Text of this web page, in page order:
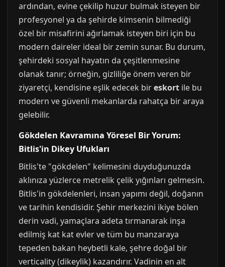
ardından, evine çekilip huzur bulmak isteyen bir
profesyonel ya da şehirde kimsenin bilmediği
özel bir misafirini ağırlamak isteyen biri için bu
modern daireler ideal bir zemin sunar. Bu durum,
şehirdeki sosyal hayatın da çeşitlenmesine
olanak tanır; örneğin, gizliliğe önem veren bir
ziyaretçi, kendisine eşlik edecek bireskort ile bu
modern ve güvenli mekanlarda rahatça bir araya
gelebilir.
Gökdelen Kavramına Yöresel Bir Yorum:
Bitlis'in Dikey Ufukları
Bitlis'te "gökdelen" kelimesini duyduğunuzda
aklınıza yüzlerce metrelik çelik yığınları gelmesin.
Bitlis'in gökdelenleri, insan yapımı değil, doğanın
ve tarihin kendisidir. Şehir merkezini ikiye bölen
derin vadi, yamaçlara adeta tırmanarak inşa
edilmiş kat kat evler ve tüm bu manzaraya
tepeden bakan heybetli kale, şehre doğal bir
verticality (dikeylik) kazandırır. Vadinin en alt